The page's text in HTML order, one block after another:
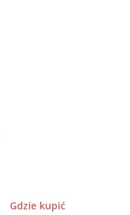
Gdzie kupić